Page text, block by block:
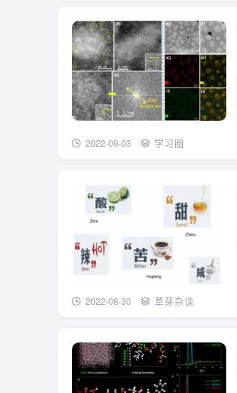
2022-09-03 学习圈
2022-08-30 草芽杂谈